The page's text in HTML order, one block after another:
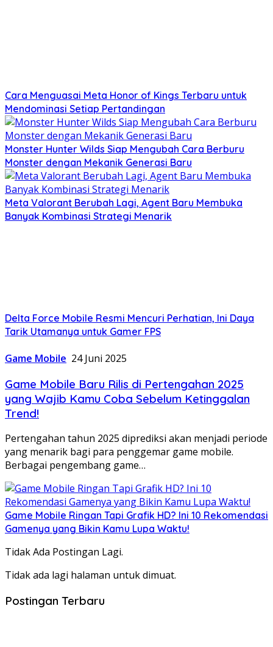
Cara Menguasai Meta Honor of Kings Terbaru untuk
Mendominasi Setiap Pertandingan
Monster Hunter Wilds Siap Mengubah Cara Berburu
Monster dengan Mekanik Generasi Baru
Meta Valorant Berubah Lagi, Agent Baru Membuka
Banyak Kombinasi Strategi Menarik
Delta Force Mobile Resmi Mencuri Perhatian, Ini Daya
Tarik Utamanya untuk Gamer FPS
Game Mobile 24 Juni 2025
Game Mobile Baru Rilis di Pertengahan 2025
yang Wajib Kamu Coba Sebelum Ketinggalan
Trend!
Pertengahan tahun 2025 diprediksi akan menjadi periode
yang menarik bagi para penggemar game mobile.
Berbagai pengembang game…
Game Mobile Ringan Tapi Grafik HD? Ini 10 Rekomendasi
Gamenya yang Bikin Kamu Lupa Waktu!
Tidak Ada Postingan Lagi.
Tidak ada lagi halaman untuk dimuat.
Postingan Terbaru